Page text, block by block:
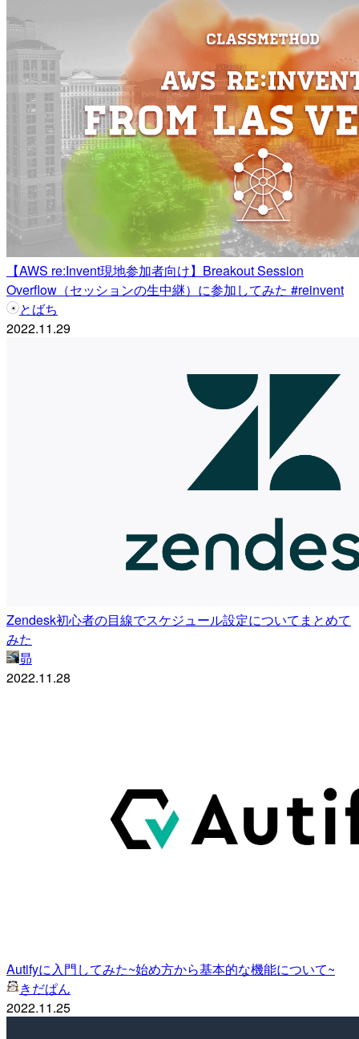
【AWS re:Invent現地参加者向け】Breakout Session
Overflow（セッションの生中継）に参加してみた #reinvent
とばち
2022.11.29
Zendesk初心者の目線でスケジュール設定についてまとめて
みた
昴
2022.11.28
Autifyに入門してみた~始め方から基本的な機能について~
きだぱん
2022.11.25